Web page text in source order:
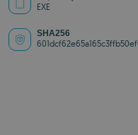
EXE
SHA256